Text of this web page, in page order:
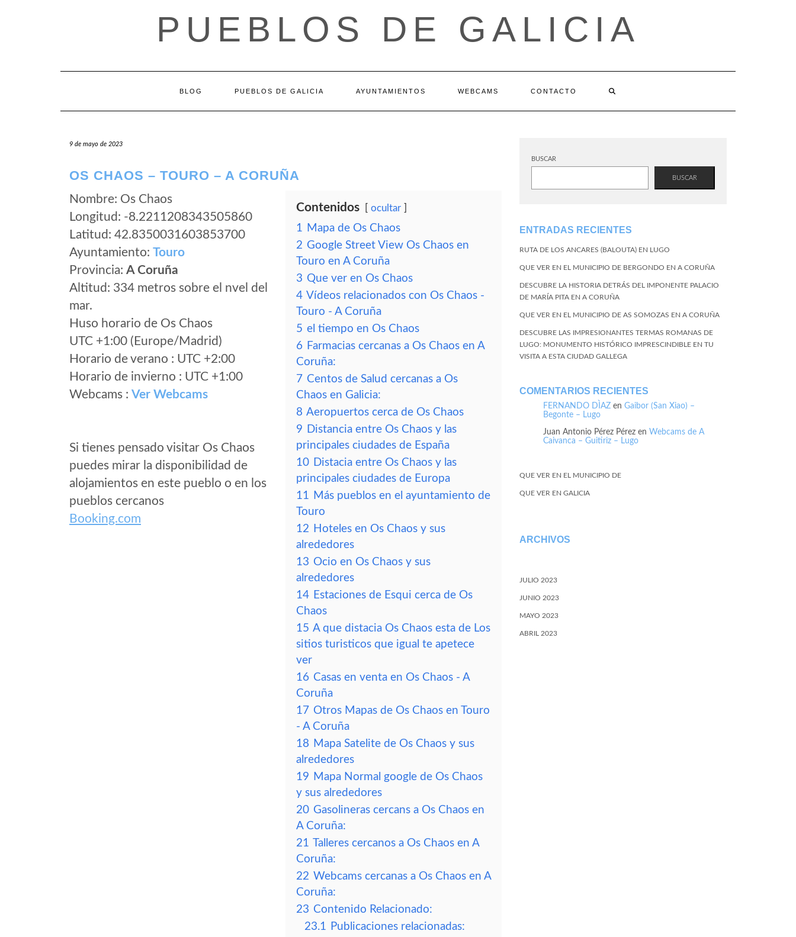
PUEBLOS DE GALICIA
BLOG PUEBLOS DE GALICIA AYUNTAMIENTOS WEBCAMS CONTACTO
9 de mayo de 2023
OS CHAOS – TOURO – A CORUÑA
Nombre: Os Chaos
Longitud: -8.2211208343505860
Latitud: 42.8350031603853700
Ayuntamiento: Touro
Provincia: A Coruña
Altitud: 334 metros sobre el nvel del
mar.
Huso horario de Os Chaos
UTC +1:00 (Europe/Madrid)
Horario de verano : UTC +2:00
Horario de invierno : UTC +1:00
Webcams : Ver Webcams
Si tienes pensado visitar Os Chaos
puedes mirar la disponibilidad de
alojamientos en este pueblo o en los
pueblos cercanos
Booking.com
Contenidos ocultar
1 Mapa de Os Chaos
2 Google Street View Os Chaos en
Touro en A Coruña
3 Que ver en Os Chaos
4 Vídeos relacionados con Os Chaos -
Touro - A Coruña
5 el tiempo en Os Chaos
6 Farmacias cercanas a Os Chaos en A
Coruña:
7 Centos de Salud cercanas a Os
Chaos en Galicia:
8 Aeropuertos cerca de Os Chaos
9 Distancia entre Os Chaos y las
principales ciudades de España
10 Distacia entre Os Chaos y las
principales ciudades de Europa
11 Más pueblos en el ayuntamiento de
Touro
12 Hoteles en Os Chaos y sus
alrededores
13 Ocio en Os Chaos y sus
alrededores
14 Estaciones de Esqui cerca de Os
Chaos
15 A que distacia Os Chaos esta de Los
sitios turisticos que igual te apetece
ver
16 Casas en venta en Os Chaos - A
Coruña
17 Otros Mapas de Os Chaos en Touro
- A Coruña
18 Mapa Satelite de Os Chaos y sus
alrededores
19 Mapa Normal google de Os Chaos
y sus alrededores
20 Gasolineras cercans a Os Chaos en
A Coruña:
21 Talleres cercanos a Os Chaos en A
Coruña:
22 Webcams cercanas a Os Chaos en A
Coruña:
23 Contenido Relacionado:
23.1 Publicaciones relacionadas:
BUSCAR
BUSCAR
ENTRADAS RECIENTES
RUTA DE LOS ANCARES (BALOUTA) EN LUGO
QUE VER EN EL MUNICIPIO DE BERGONDO EN A CORUÑA
DESCUBRE LA HISTORIA DETRÁS DEL IMPONENTE PALACIO
DE MARÍA PITA EN A CORUÑA
QUE VER EN EL MUNICIPIO DE AS SOMOZAS EN A CORUÑA
DESCUBRE LAS IMPRESIONANTES TERMAS ROMANAS DE
LUGO: MONUMENTO HISTÓRICO IMPRESCINDIBLE EN TU
VISITA A ESTA CIUDAD GALLEGA
COMENTARIOS RECIENTES
FERNANDO DÌAZ en Gaibor (San Xiao) –
Begonte – Lugo
Juan Antonio Pérez Pérez en Webcams de A
Caivanca – Guitiriz – Lugo
QUE VER EN EL MUNICIPIO DE
QUE VER EN GALICIA
ARCHIVOS
JULIO 2023
JUNIO 2023
MAYO 2023
ABRIL 2023